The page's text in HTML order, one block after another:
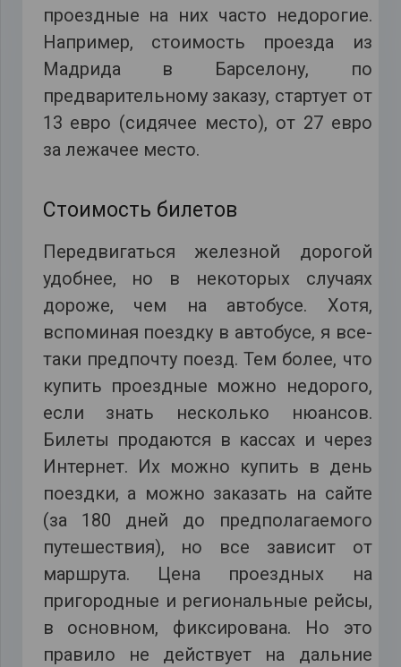
проездные на них часто недорогие.
Например, стоимость проезда из
Мадрида в Барселону, по
предварительному заказу, стартует от
13 евро (сидячее место), от 27 евро
за лежачее место.
Стоимость билетов
Передвигаться железной дорогой
удобнее, но в некоторых случаях
дороже, чем на автобусе. Хотя,
вспоминая поездку в автобусе, я все-
таки предпочту поезд. Тем более, что
купить проездные можно недорого,
если знать несколько нюансов.
Билеты продаются в кассах и через
Интернет. Их можно купить в день
поездки, а можно заказать на сайте
(за 180 дней до предполагаемого
путешествия), но все зависит от
маршрута. Цена проездных на
пригородные и региональные рейсы,
в основном, фиксирована. Но это
правило не действует на дальние